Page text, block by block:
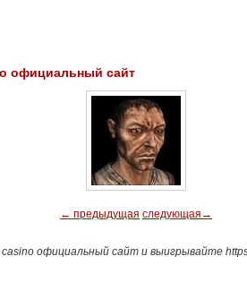
официальный сайт
← предыдущая следующая→
официальный сайт и выигрывайте